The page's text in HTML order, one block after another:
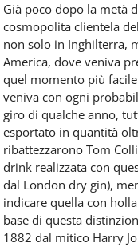
Già poco dopo la metà
cosmopolita clientela
non solo in Inghilterra,
America, dove veniva
quel momento più
veniva con ogni
giro di qualche anno,
esportato in quantità
ribattezzarono Tom
drink realizzata con
dal London dry gin),
indicare quella con
base di questa
1882 dal mitico Harry